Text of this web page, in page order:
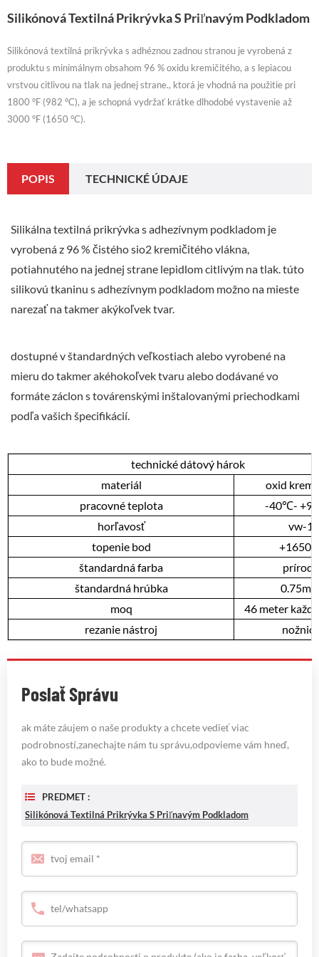
Silikónová Textilná Prikrývka S Priľnavým Podkladom
Silikónová textilná prikrývka s adhéznou zadnou stranou je vyrobená z
produktu s minimálnym obsahom 96 % oxidu kremičitého, a s lepiacou
vrstvou citlivou na tlak na jednej strane., ktorá je vhodná na použitie pri
1800 °F (982 °C), a je schopná vydržať krátke dlhodobé vystavenie až
3000 °F (1650 °C).
POPIS TECHNICKÉ ÚDAJE
Silikálna textilná prikrývka s adhezívnym podkladom je
vyrobená z 96 % čistého sio2 kremičitého vlákna,
potiahnutého na jednej strane lepidlom citlivým na tlak. túto
silikovú tkaninu s adhezívnym podkladom možno na mieste
narezať na takmer akýkoľvek tvar.
dostupné v štandardných veľkostiach alebo vyrobené na
mieru do takmer akéhokoľvek tvaru alebo dodávané vo
formáte záclon s továrenskými inštalovanými priechodkami
podľa vašich špecifikácií.
technickédátový hárok
materiál
oxid
pracovnéteplota -40℃-
horľavosť
vw-1
topeniebod +1650
štandardnáfarba
prírody
štandardnáhrúbka 0.75
moq
46meterkaždý
rezanie nástroj nožnice
Poslať Správu
ak máte záujem o naše produkty a chcete vedieť viac
podrobností,zanechajte nám tu správu,odpovieme vám hneď,
ako to bude možné.
PREDMET :
Silikónová Textilná Prikrývka S Priľnavým Podkladom